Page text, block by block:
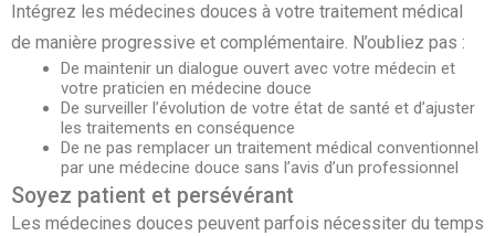
Intégrez les médecines douces à votre traitement médical
de manière progressive et complémentaire. N’oubliez pas :
De maintenir un dialogue ouvert avec votre médecin et
votre praticien en médecine douce
De surveiller l’évolution de votre état de santé et d’ajuster
les traitements en conséquence
De ne pas remplacer un traitement médical conventionnel
par une médecine douce sans l’avis d’un professionnel
Soyez patient et persévérant
Les médecines douces peuvent parfois nécessiter du temps